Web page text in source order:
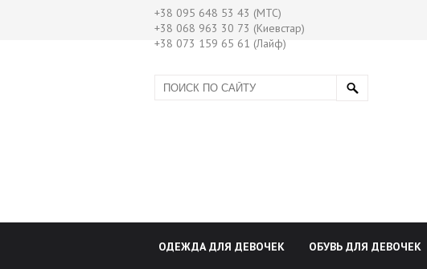
+38 095 648 53 43 (МТС)
+38 068 963 30 73 (Киевстар)
+38 073 159 65 61 (Лайф)
ОДЕЖДА ДЛЯ ДЕВОЧЕК ОБУВЬ ДЛЯ ДЕВОЧЕК